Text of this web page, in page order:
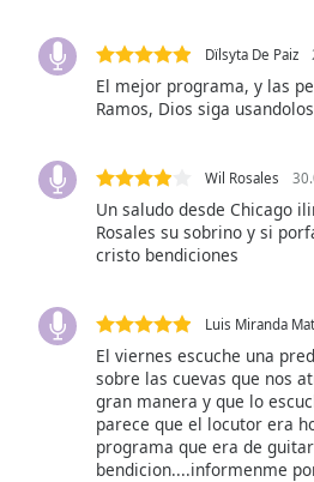
subtitles
settings,
opens
settings
dialog
subtitles
selected
Audio
Track
Dïlsyta De Paiz
El mejor programa, y las
Ramos, Dios siga
Wil Rosales
Un saludo desde Chicago
Rosales su sobrino y si
cristo bendiciones
Luis Miranda
El viernes escuche una
sobre las cuevas que nos
gran manera y que lo
parece que el locutor era
programa que era de
bendicion....informenme